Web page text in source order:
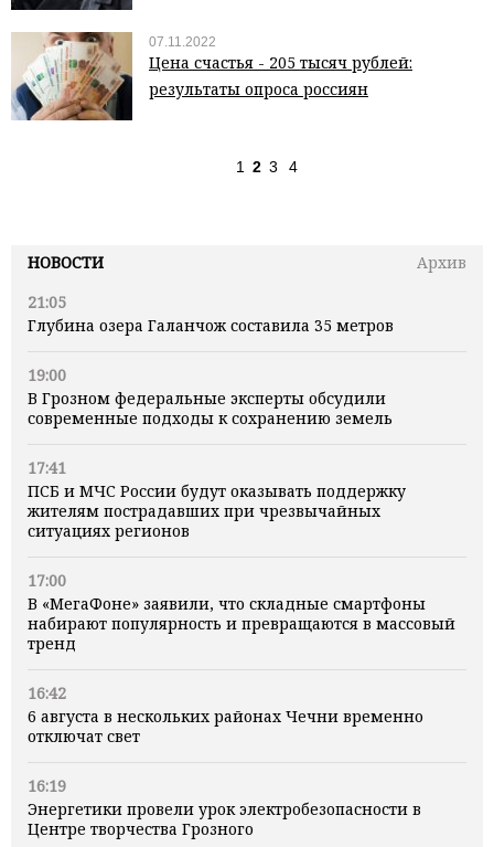
НОВОСТИ
Архив
21:05
Глубина озера Галанчож составила 35 метров
19:00
В Грозном федеральные эксперты обсудили
современные подходы к сохранению земель
17:41
ПСБ и МЧС России будут оказывать поддержку
жителям пострадавших при чрезвычайных
ситуациях регионов
17:00
В «МегаФоне» заявили, что складные смартфоны
набирают популярность и превращаются в массовый
тренд
16:42
6 августа в нескольких районах Чечни временно
отключат свет
16:19
Энергетики провели урок электробезопасности в
Центре творчества Грозного
07.11.2022
Цена счастья - 205 тысяч рублей:
результаты опроса россиян
1 2 3 4